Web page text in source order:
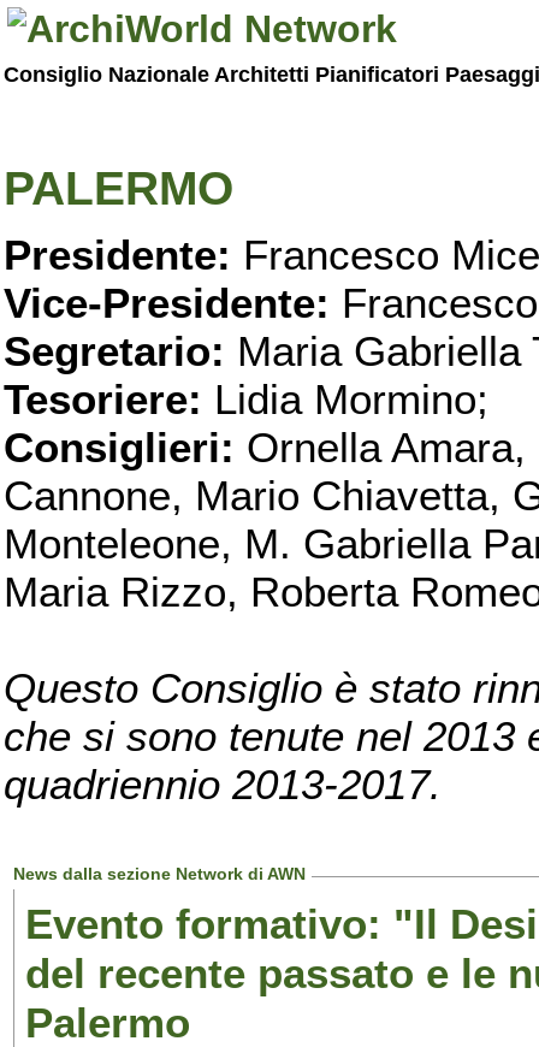
Consiglio Nazionale Architetti Pianificatori
PALERMO
Presidente: Francesco
Vice-Presidente:
Segretario: Maria Gabriella
Tesoriere: Lidia Mormino;
Consiglieri: Ornella
Cannone, Mario Chiavetta,
Monteleone, M. Gabriella
Maria Rizzo, Roberta
Questo Consiglio è stato
che si sono tenute nel 2013
quadriennio 2013-2017.
News dalla sezione Network di AWN
Evento formativo: "Il
del recente passato e le
Palermo